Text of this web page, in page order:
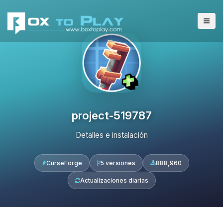
project-519787
Detalles e instalación
CurseForge 5 versiones 888,960
Actualizaciones diarias